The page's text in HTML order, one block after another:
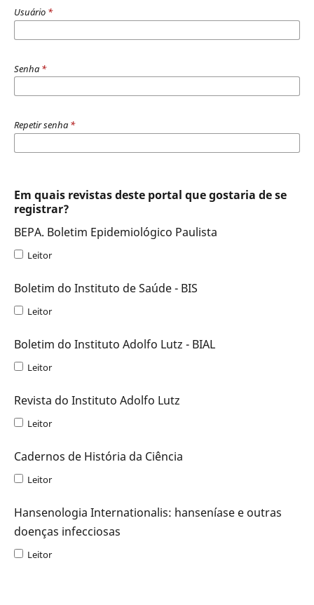
Usuário *
Senha *
Repetir senha *
Em quais revistas deste portal que gostaria de se
registrar?
BEPA. Boletim Epidemiológico Paulista
Leitor
Boletim do Instituto de Saúde - BIS
Leitor
Boletim do Instituto Adolfo Lutz - BIAL
Leitor
Revista do Instituto Adolfo Lutz
Leitor
Cadernos de História da Ciência
Leitor
Hansenologia Internationalis: hanseníase e outras
doenças infecciosas
Leitor